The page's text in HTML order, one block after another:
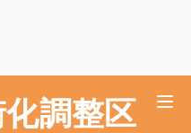
調整区